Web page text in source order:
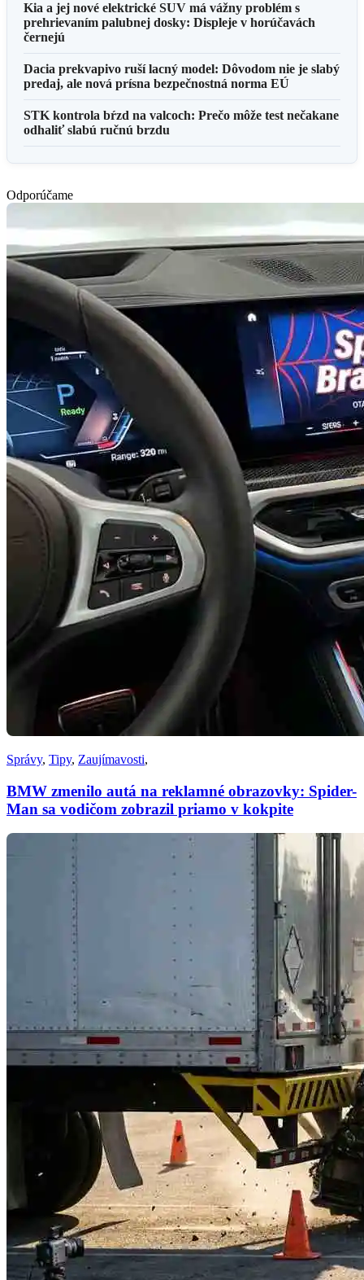
Kia a jej nové elektrické SUV má vážny problém s
prehrievaním palubnej dosky: Displeje v horúčavách
černejú
Dacia prekvapivo ruší lacný model: Dôvodom nie je slabý
predaj, ale nová prísna bezpečnostná norma EÚ
STK kontrola bŕzd na valcoch: Prečo môže test nečakane
odhaliť slabú ručnú brzdu
Odporúčame
Správy, Tipy, Zaujímavosti,
BMW zmenilo autá na reklamné obrazovky: Spider-
Man sa vodičom zobrazil priamo v kokpite